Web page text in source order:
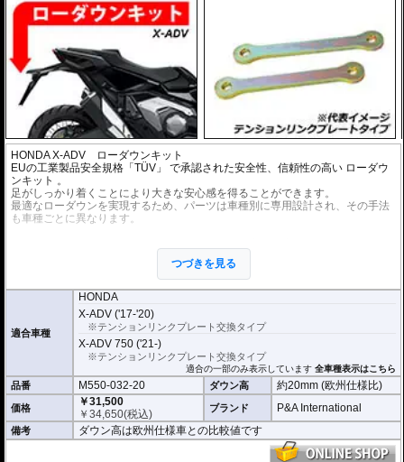
HONDA X-ADV ローダウンキット
EUの工業製品安全規格「TÜV」 で承認された安全性、信頼性の高い ローダウ
ンキット 。
足がしっかり着くことにより大きな安心感を得ることができます。
最適なローダウンを実現するため、パーツは車種別に専用設計され、その手法
も車種ごとに異なります。
お勧めいたします。(ショートサイドスタンドはお客様にてご用意ください。)
※ダウンする高さによっては、センタースタンドが使用できない、または、取
り外さなくてはいけない場合があります。
※写真は同系ローダウンパーツの代表写真です。実際の商品とは異なる場合が
※フロントフォークの突き出し量を合わせて調整することをお勧めします。(調
整可能な車種の場合。推奨調整値はマニュアルに記載)
※安全に関する重要なパーツの為、プロショップによる取付を行ってくださ
い。個人でお取付の場合、弊社ではいかなる事象においてその責を負うことが
つづきを見る
適合車種
HONDA
X-ADV ('17-'20)
※テンションリンクプレート交換タイプ
X-ADV 750 ('21-)
※テンションリンクプレート交換タイプ
適合の一部のみ表示しています全車種表示はこちら
品番 M550-032-20 ダウン高 約20mm (欧州仕様比)
価格
￥31,500
￥34,650(税込) ブランド P&A International
備考 ダウン高は欧州仕様車との比較値です